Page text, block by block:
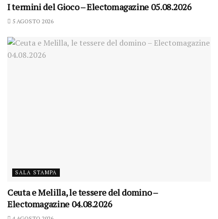
I termini del Gioco – Electomagazine 05.08.2026
5 AGOSTO 2026
SALA STAMPA
Ceuta e Melilla, le tessere del domino –
Electomagazine 04.08.2026